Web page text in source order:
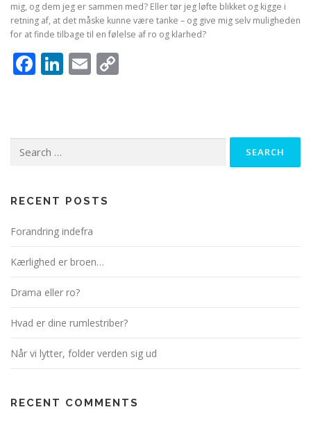
mig, og dem jeg er sammen med? Eller tør jeg løfte blikket og kigge i
retning af, at det måske kunne være tanke – og give mig selv muligheden
for at finde tilbage til en følelse af ro og klarhed?
Facebook
LinkedIn
Email
for:
RECENT POSTS
Forandring indefra
Kærlighed er broen…
Drama eller ro?
Hvad er dine rumlestriber?
Når vi lytter, folder verden sig ud
RECENT COMMENTS